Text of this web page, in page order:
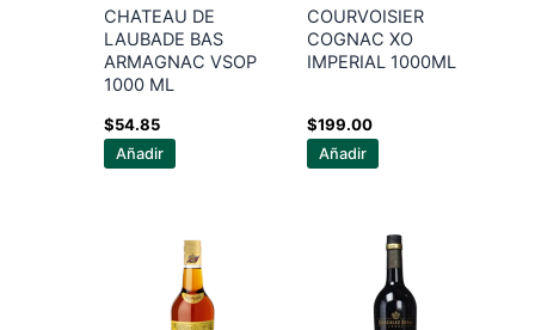
CHATEAU DE
LAUBADE BAS
ARMAGNAC VSOP
1000 ML
$54.85
Añadir
COURVOISIER
COGNAC XO
IMPERIAL 1000ML
$199.00
Añadir